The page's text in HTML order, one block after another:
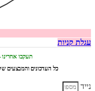
עגלת קניות
תעקבו
כל העדכונים והמבצעים
נייד